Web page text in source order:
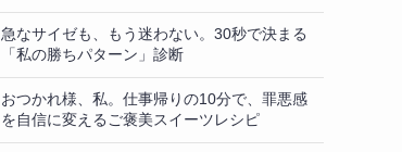
急なサイゼも、もう迷わない。30秒で決まる
「私の勝ちパターン」診断
おつかれ様、私。仕事帰りの10分で、罪悪感
を自信に変えるご褒美スイーツレシピ